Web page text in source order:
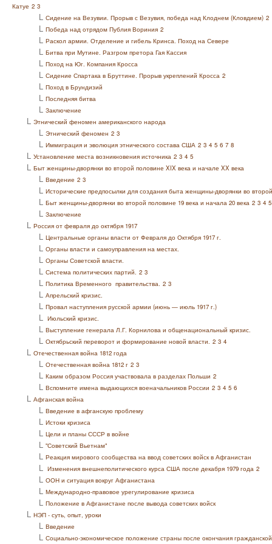
Катуе 2 3
L Сидение на Везувии. Прорыв с Везувия, победа над Клоднем (Кловдием) 2
L Победа над отрядом Публия Вориния 2
L Раскол армии. Отделение и гибель Кринса. Поход на Севере
L Битва при Мутине. Разгром претора Гая Кассия
L Поход на Юг. Компания Кросса
L Сидение Спартака в Бруттине. Прорыв укреплений Кросса 2
L Поход в Брундизий
L Последняя битва
L Заключение
L Этнический феномен американского народа
L Этнический феномен 2 3
L Иммиграция и эволюция этнического состава США 2 3 4 5 6 7 8
L Установление места возникновения источника 2 3 4 5
L Быт женщины-дворянки во второй половине XIX века и начале XX века
L Введение 2 3
L Исторические предпосылки для создания быта женщины-дворянки во
L Быт женщины-дворянки во второй половине 19 века и начала 20 века 2 3 4 5
L Заключение
L Россия от февраля до октября 1917
L Центральные органы власти от Февраля до Октября 1917 г.
L Органы власти и самоуправления на местах.
L Органы Советской власти.
L Система политических партий. 2 3
L Политика Временного правительства. 2 3
L Апрельский кризис.
L Провал наступления русской армии (июнь — июль 1917 г.)
L Июльский кризис.
L Выступление генерала Л.Г. Корнилова и общенациональный кризис.
L Октябрьский переворот и формирование новой власти. 2 3 4
L Отечественная война 1812 года
L Отечественная война 1812 г 2 3
L Каким образом Россия участвовала в разделах Польши 2
L Вспомните имена выдающихся военачальников России 2 3 4 5 6
L Афганская война
L Введение в афганскую проблему
L Истоки кризиса
L Цели и планы СССР в войне
L "Советский Вьетнам"
L Реакция мирового сообщества на ввод советских войск в Афганистан
L Изменения внешнеполитического курса США после декабря 1979 года 2
L ООН и ситуация вокруг Афганистана
L Международно-правовое урегулирование кризиса
L Положение в Афганистане после вывода советских войск
L НЭП - суть, опыт, уроки
L Введение
L Социально-экономическое положение страны после окончания